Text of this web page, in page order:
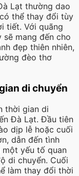
Lạt thường dao
thể thay đổi tùy
tiết. Với quãng
mang đến cho
đẹp thiên nhiên,
đèo thơ
di chuyển
thời gian di
Đà Lạt. Đầu tiên
dịp lễ hoặc cuối
dẫn đến tình
một yếu tố quan
di chuyển. Cuối
làm thay đổi thời